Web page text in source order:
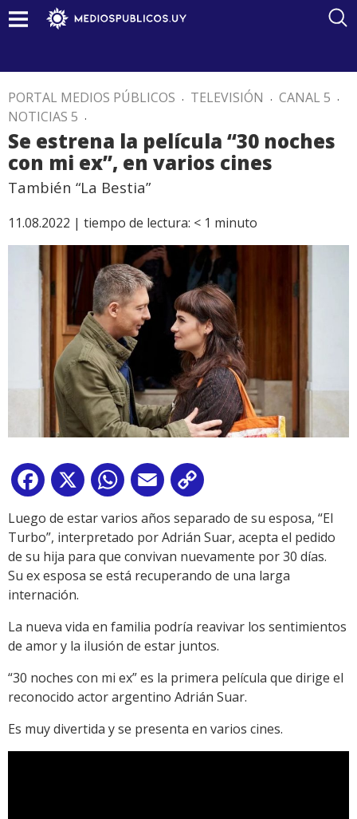
PORTAL MEDIOS PÚBLICOS . TELEVISIÓN . CANAL 5 .
NOTICIAS 5 .
Se estrena la película “30 noches
con mi ex”, en varios cines
También “La Bestia”
11.08.2022 | tiempo de lectura: < 1 minuto
Facebook
X WhatsApp
Email
Link
Luego de estar varios años separado de su esposa, “El
Turbo”, interpretado por Adrián Suar, acepta el pedido
de su hija para que convivan nuevamente por 30 días.
Su ex esposa se está recuperando de una larga
internación.
La nueva vida en familia podría reavivar los sentimientos
de amor y la ilusión de estar juntos.
“30 noches con mi ex” es la primera película que dirige el
reconocido actor argentino Adrián Suar.
Es muy divertida y se presenta en varios cines.